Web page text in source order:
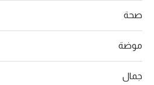
صحة
موضة
جمال